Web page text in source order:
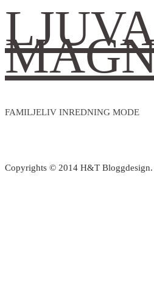
FAMILJELIV INREDNING MODE
Copyrights © 2014 H&T Bloggdesign.